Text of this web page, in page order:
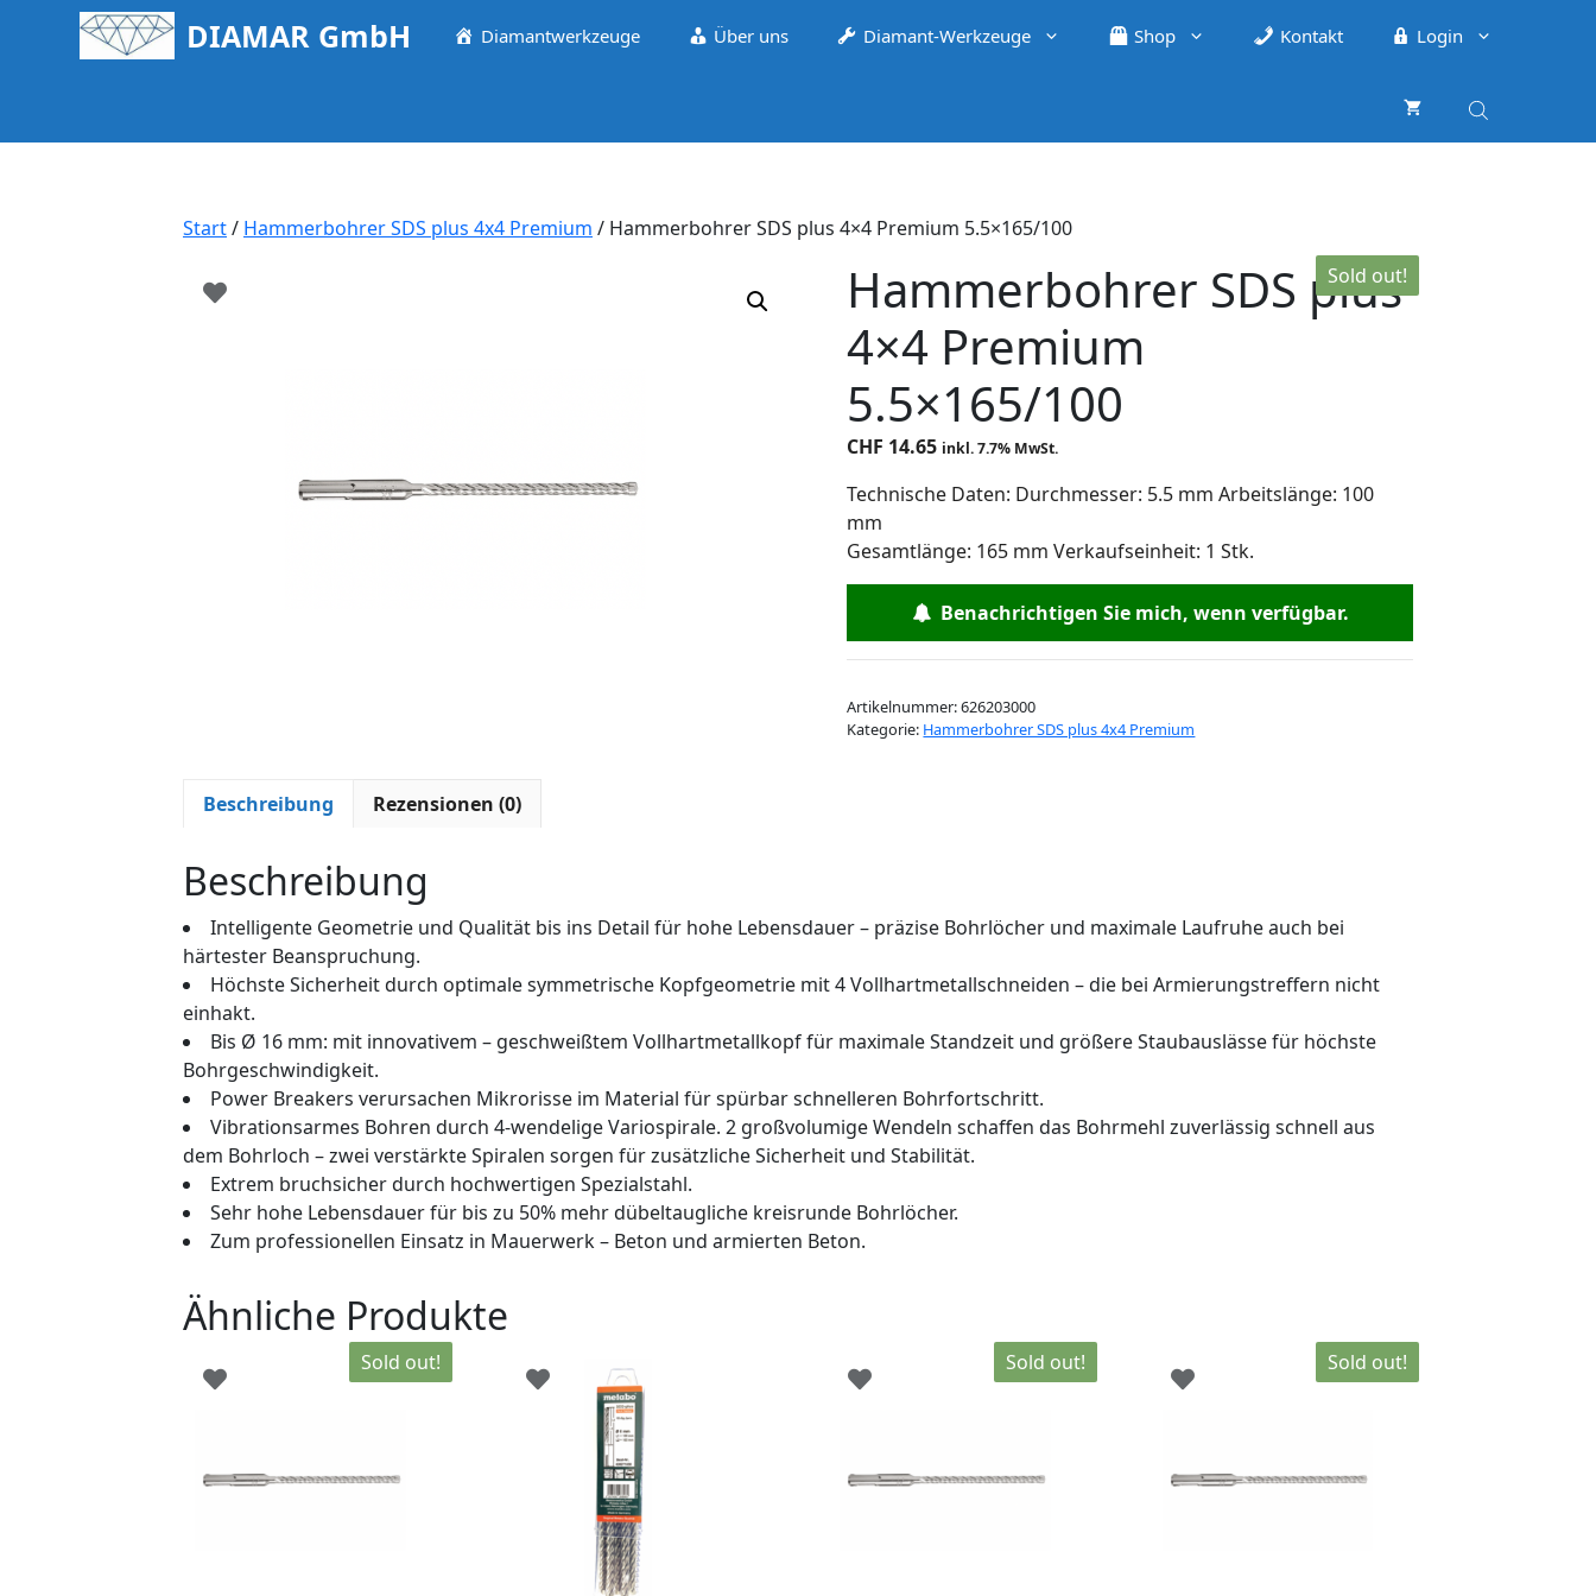
DIAMAR GmbH Diamantwerkzeuge Über uns Diamant-Werkzeuge Shop Kontakt Login
Start/ Hammerbohrer SDS plus 4x4 Premium / Hammerbohrer SDS plus 4×4 Premium 5.5×165/100
Sold out!
Hammerbohrer SDS plus
4×4 Premium
5.5×165/100
CHF 14.65 inkl. 7.7% MwSt.
Technische Daten: Durchmesser: 5.5 mm Arbeitslänge: 100
mm
Gesamtlänge: 165 mm Verkaufseinheit: 1 Stk.
Benachrichtigen Sie mich, wenn verfügbar.
Artikelnummer:626203000
Kategorie: Hammerbohrer SDS plus 4x4 Premium
Beschreibung Rezensionen (0)
Beschreibung
Intelligente Geometrie und Qualität bis ins Detail für hohe Lebensdauer – präzise Bohrlöcher und maximale Laufruhe auch bei
härtester Beanspruchung.
Höchste Sicherheit durch optimale symmetrische Kopfgeometrie mit 4 Vollhartmetallschneiden – die bei Armierungstreffern nicht
einhakt.
Bis Ø 16 mm: mit innovativem – geschweißtem Vollhartmetallkopf für maximale Standzeit und größere Staubauslässe für höchste
Bohrgeschwindigkeit.
Power Breakers verursachen Mikrorisse im Material für spürbar schnelleren Bohrfortschritt.
Vibrationsarmes Bohren durch 4-wendelige Variospirale. 2 großvolumige Wendeln schaffen das Bohrmehl zuverlässig schnell aus
dem Bohrloch – zwei verstärkte Spiralen sorgen für zusätzliche Sicherheit und Stabilität.
Extrem bruchsicher durch hochwertigen Spezialstahl.
Sehr hohe Lebensdauer für bis zu 50% mehr dübeltaugliche kreisrunde Bohrlöcher.
Zum professionellen Einsatz in Mauerwerk – Beton und armierten Beton.
Ähnliche Produkte
Sold out! Sold out! Sold out!